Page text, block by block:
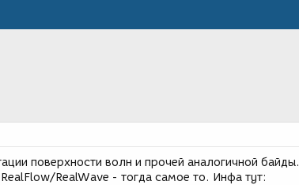
поверхности волн и прочей аналогичной байды.
RealWave - тогда самое то. Инфа тут: